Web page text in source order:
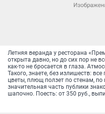
Летняя веранда у ресторана
открыта давно, но до сих пор не
как-то не бросается в глаза.
Такого, знаете, без излишеств:
цветы, плющ ползет по стенам, по
значительная часть публики
шапочно. Поесть: от 350 руб.,